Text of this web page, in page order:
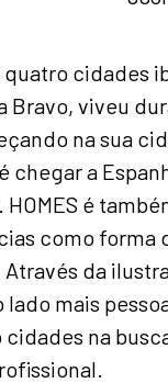
quatro cidades
Bravo, viveu
na sua
chegar a
é
como forma
da
mais
na